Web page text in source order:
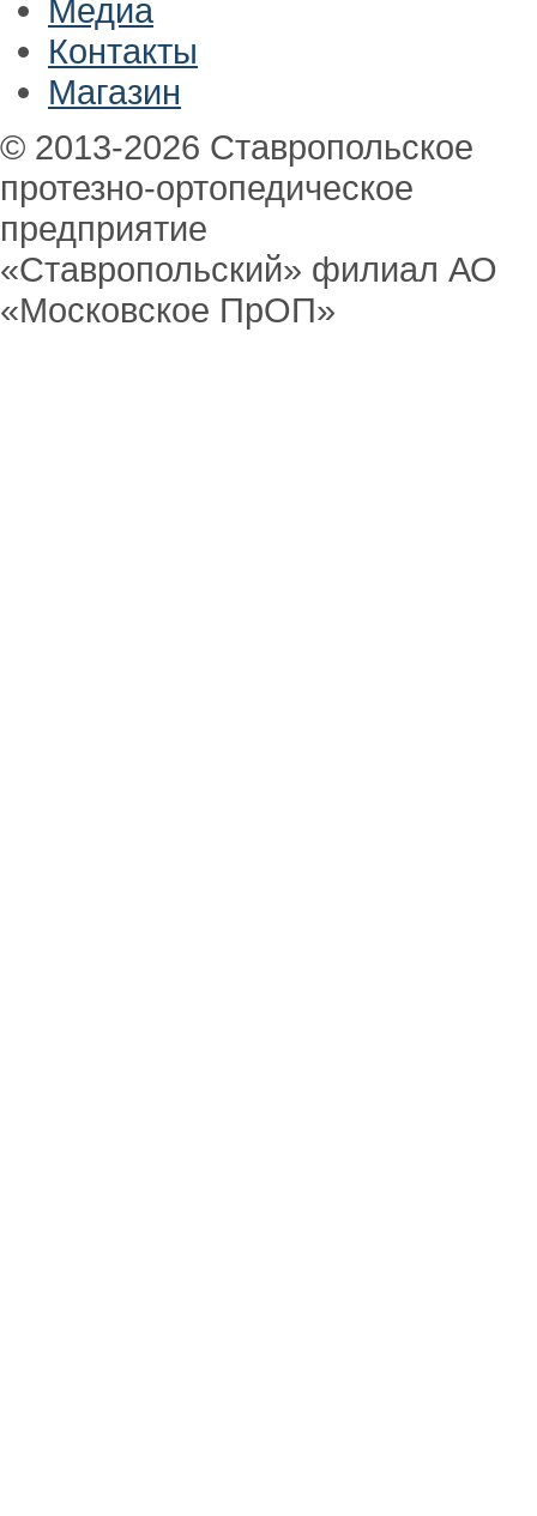
Медиа
Контакты
Магазин
© 2013-2026 Ставропольское
протезно-ортопедическое
предприятие
«Ставропольский» филиал АО
«Московское ПрОП»